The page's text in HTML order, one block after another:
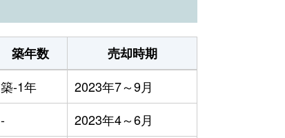
築年数
売却時期
築-1年
2023年7～9月
-
2023年4～6月